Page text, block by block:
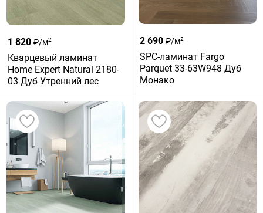
1 820 ₽/м2
Кварцевый ламинат
Home Expert Natural 2180-
03 Дуб Утренний лес
2 690 ₽/м2
SPC-ламинат Fargo
Parquet 33-63W948 Дуб
Монако